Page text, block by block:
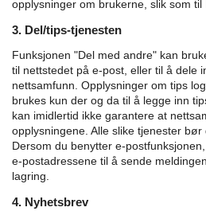
opplysninger om brukerne, slik som til
3. Del/tips-tjenesten
Funksjonen "Del med andre" kan
til nettstedet på e-post, eller til å dele
nettsamfunn. Opplysninger om tips
brukes kun der og da til å legge inn
kan imidlertid ikke garantere at
opplysningene. Alle slike tjenester
Dersom du benytter e-
e-postadressene til å sende
lagring.
4. Nyhetsbrev